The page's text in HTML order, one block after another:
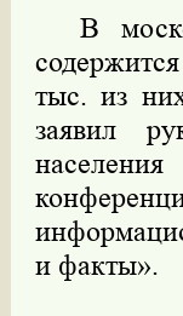
В
тыс. из
заявил
и факты».